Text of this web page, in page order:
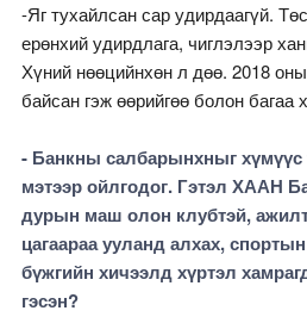
-Яг тухайлсан сар удирдаагүй.
ерөнхий удирдлага, чиглэлээр
Хүний нөөцийнхөн л дөө. 2018
байсан гэж өөрийгөө болон багаа
- Банкны салбарынхныг хүмүүс
мэтээр ойлгодог. Гэтэл ХААН
дурын маш олон клубтэй,
цагаараа ууланд алхах,
бүжгийн хичээлд хүртэл
гэсэн?